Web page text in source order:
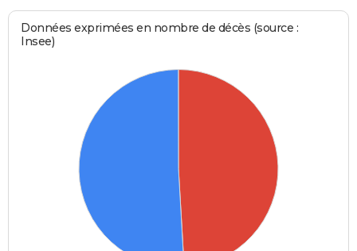
Données exprimées en nombre de décès (source :
Insee)